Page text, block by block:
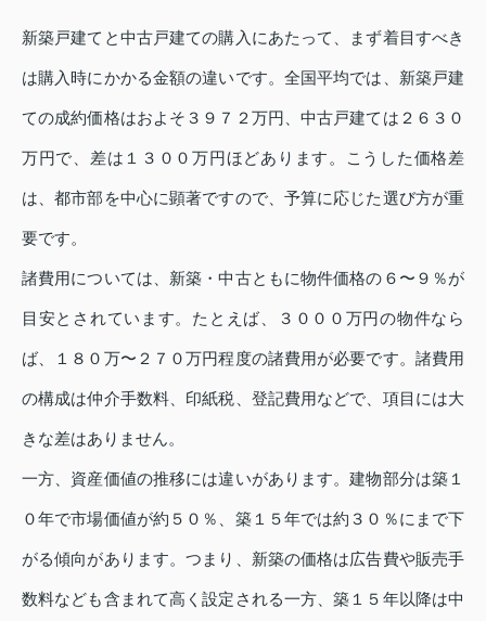
新築戸建てと中古戸建ての購入にあたって、まず着目すべき
は購入時にかかる金額の違いです。全国平均では、新築戸建
ての成約価格はおよそ３９７２万円、中古戸建ては２６３０
万円で、差は１３００万円ほどあります。こうした価格差
は、都市部を中心に顕著ですので、予算に応じた選び方が重
要です。
諸費用については、新築・中古ともに物件価格の６〜９％が
目安とされています。たとえば、３０００万円の物件なら
ば、１８０万〜２７０万円程度の諸費用が必要です。諸費用
の構成は仲介手数料、印紙税、登記費用などで、項目には大
きな差はありません。
一方、資産価値の推移には違いがあります。建物部分は築１
０年で市場価値が約５０％、築１５年では約３０％にまで下
がる傾向があります。つまり、新築の価格は広告費や販売手
数料なども含まれて高く設定される一方、築１５年以降は中